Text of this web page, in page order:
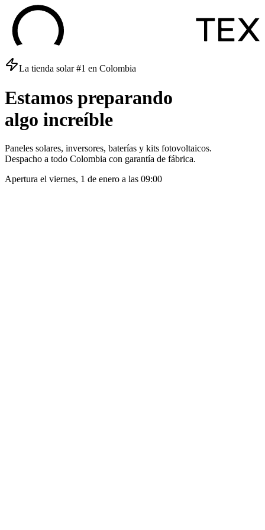
La tienda solar #1 en Colombia
Estamos preparando
algo increíble
Paneles solares, inversores, baterías y kits fotovoltaicos.
Despacho a todo Colombia con garantía de fábrica.
Apertura el viernes, 1 de enero a las 09:00